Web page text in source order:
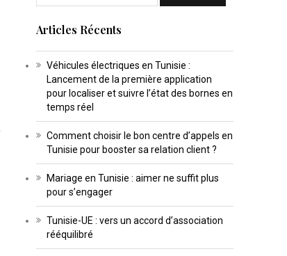
Articles Récents
Véhicules électriques en Tunisie :
Lancement de la première application
pour localiser et suivre l’état des bornes en
temps réel
Comment choisir le bon centre d’appels en
Tunisie pour booster sa relation client ?
Mariage en Tunisie : aimer ne suffit plus
pour s’engager
Tunisie-UE : vers un accord d’association
rééquilibré